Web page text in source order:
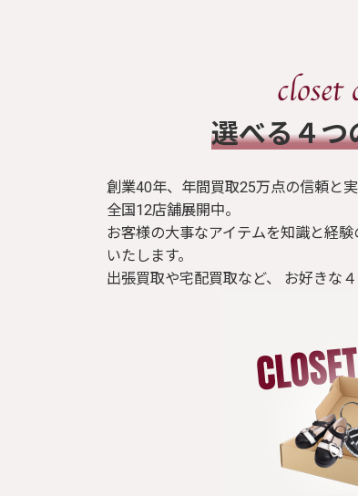
選べる４つ
創業40年、年間買取25万点の信頼と
全国12店舗展開中。
お客様の大事なアイテムを知識と経
いたします。
出張買取や宅配買取など、 お好きな